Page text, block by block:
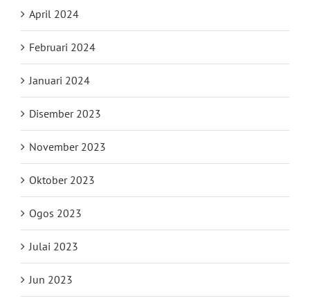
April 2024
Februari 2024
Januari 2024
Disember 2023
November 2023
Oktober 2023
Ogos 2023
Julai 2023
Jun 2023